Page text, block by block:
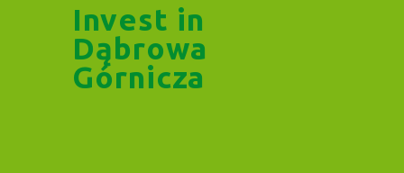
Invest in
Dąbrowa
Górnicza